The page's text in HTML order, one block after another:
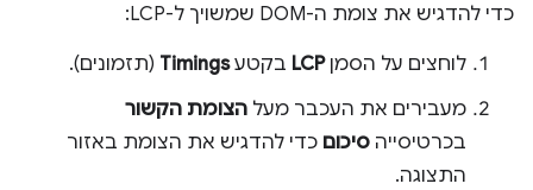
כדי להדגיש את צומת ה-DOM שמשויך ל-LCP:
לוחצים על הסמןLCP בקטעTimings (תזמונים).
מעבירים את העכבר מעל הצומת הקשור
בכרטיסייה סיכום כדי להדגיש את הצומת באזור
התצוגה.